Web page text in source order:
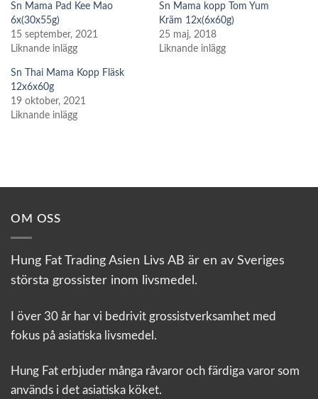
Sn Mama Pad Kee Mao
6x(30x55g)
15 september, 2021
Liknande inlägg
Sn Mama kopp Tom Yum
Kräm 12x(6x60g)
25 maj, 2018
Liknande inlägg
Sn Thai Mama Kopp Fläsk
12x6x60g
19 oktober, 2021
Liknande inlägg
OM OSS
Hung Fat Trading Asien Livs AB är en av Sveriges
största grossister inom livsmedel.
I över 30 år har vi bedrivit grossistverksamhet med
fokus på asiatiska livsmedel.
Hung Fat erbjuder många råvaror och färdiga varor som
används i det asiatiska köket.